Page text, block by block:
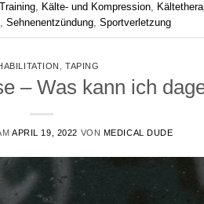
, Kälte- und Kompression,
, Sehnenentzündung, Sportverletzung
,TAPING
– Was kann ich
APRIL 19, 2022 VON MEDICAL DUDE